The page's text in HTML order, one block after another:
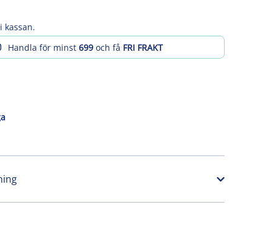
kassan.
Handla för minst 699och få FRI FRAKT